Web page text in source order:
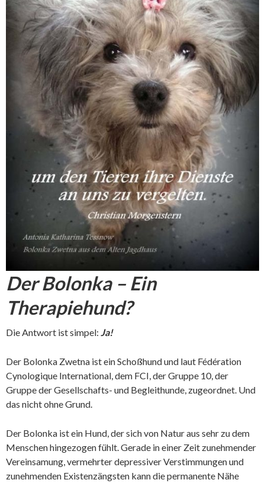
Der Bolonka – Ein
Therapiehund?
Die Antwort ist simpel: Ja!
Der Bolonka Zwetna ist ein Schoßhund und laut Fédération
Cynologique International, dem FCI, der Gruppe 10, der
Gruppe der Gesellschafts- und Begleithunde, zugeordnet. Und
das nicht ohne Grund.
Der Bolonka ist ein Hund, der sich von Natur aus sehr zu dem
Menschen hingezogen fühlt. Gerade in einer Zeit zunehmender
Vereinsamung, vermehrter depressiver Verstimmungen und
zunehmenden Existenzängsten kann die permanente Nähe